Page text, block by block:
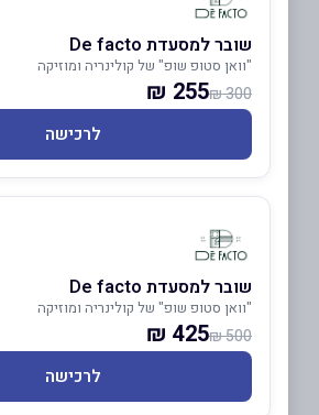
שובר למסעדת De facto
"וואן סטופ שופ" של קולינריה ומוזיקה
300 ₪
255 ₪
לרכישה
שובר למסעדת De facto
"וואן סטופ שופ" של קולינריה ומוזיקה
500 ₪
425 ₪
לרכישה